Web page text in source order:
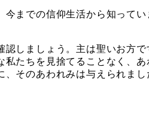
までの信仰生活から知って
しましょう。主は聖いお方
たちを見捨てることなく、
そのあわれみは与えられま